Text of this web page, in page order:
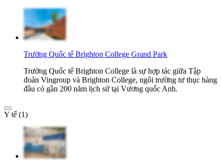
Trường Quốc tế Brighton College Grand Park
Trường Quốc tế Brighton College là sự hợp tác giữa Tập
đoàn Vingroup và Brighton College, ngôi trường tư thục hàng
đầu có gần 200 năm lịch sử tại Vương quốc Anh.
Y tế (1)